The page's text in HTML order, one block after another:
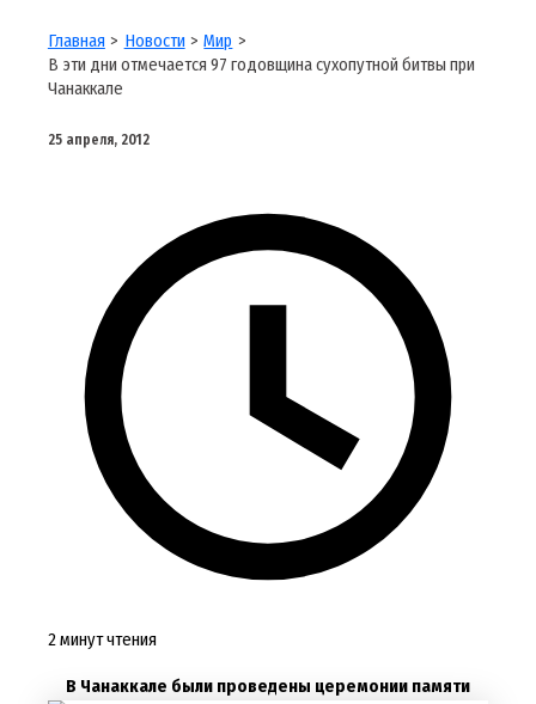
Главная Новости
Мир
В эти дни отмечается 97 годовщина сухопутной битвы при
Чанаккале
25 апреля, 2012
2 минут чтения
В Чанаккале были проведены церемонии памяти